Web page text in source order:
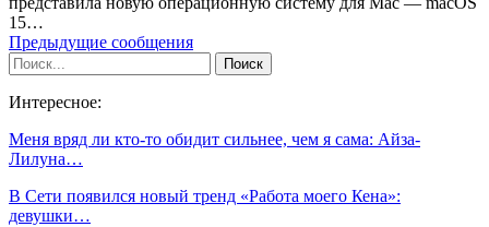
15…
Предыдущие сообщения
Интересное:
Меня вряд ли кто-то обидит сильнее, чем я сама: Айза-
Лилуна…
В Сети появился новый тренд «Работа моего Кена»:
девушки…